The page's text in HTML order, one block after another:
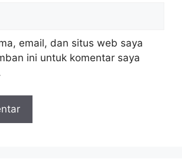
email, dan situs web saya
ini untuk komentar saya